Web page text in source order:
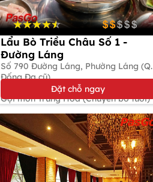
Lẩu Bò Triều Châu Số 1 -
Đường Láng
Số 790 Đường Láng, Phường Láng (Q.
Đống Đa cũ)
Gọi món Trung Hoa (Chuyên bò tươi)
Đặt chỗ ngay